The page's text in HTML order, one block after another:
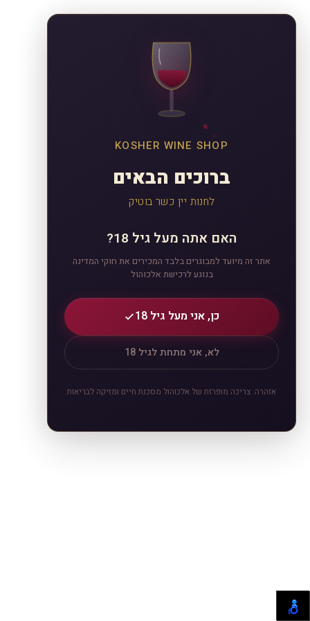
KOSHER WINE SHOP
ברוכים הבאים
לחנות יין כשר בוטיק
האם אתה מעל גיל 18?
אתר זה מיועד למבוגרים בלבד המכירים את חוקי המדינה
בנוגע לרכישת אלכוהול
כן, אני מעל גיל 18
לא, אני מתחת לגיל 18
אזהרה: צריכה מופרזת של אלכוהול מסכנת חיים ומזיקה לבריאות